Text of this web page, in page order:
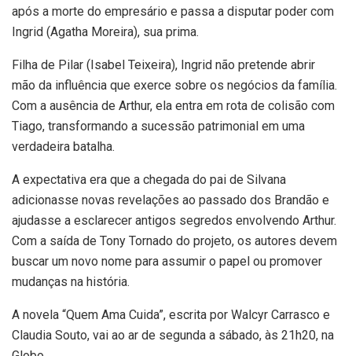
após a morte do empresário e passa a disputar poder com
Ingrid (Agatha Moreira), sua prima.
Filha de Pilar (Isabel Teixeira), Ingrid não pretende abrir
mão da influência que exerce sobre os negócios da família.
Com a ausência de Arthur, ela entra em rota de colisão com
Tiago, transformando a sucessão patrimonial em uma
verdadeira batalha.
A expectativa era que a chegada do pai de Silvana
adicionasse novas revelações ao passado dos Brandão e
ajudasse a esclarecer antigos segredos envolvendo Arthur.
Com a saída de Tony Tornado do projeto, os autores devem
buscar um novo nome para assumir o papel ou promover
mudanças na história.
A novela “Quem Ama Cuida”, escrita por Walcyr Carrasco e
Claudia Souto, vai ao ar de segunda a sábado, às 21h20, na